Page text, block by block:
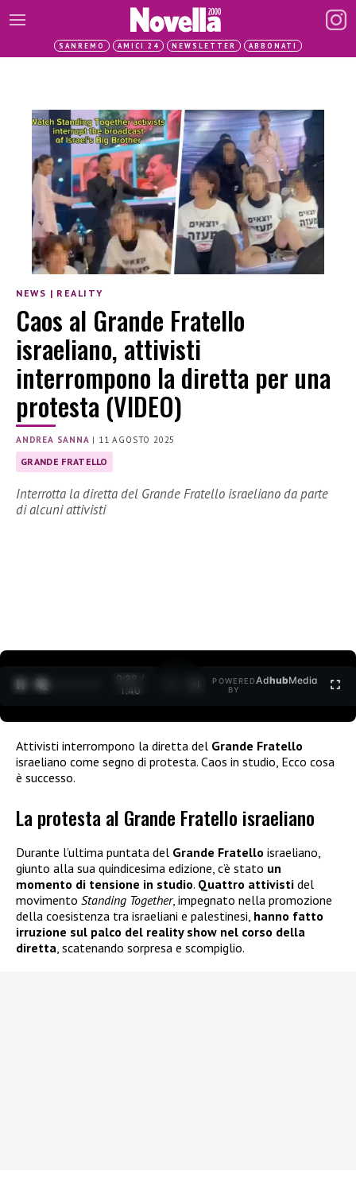
SANREMO AMICI 24 NEWSLETTER ABBONATI
NEWS | REALITY
Caos al Grande Fratello
israeliano, attivisti
interrompono la diretta per una
protesta (VIDEO)
ANDREA SANNA | 11 AGOSTO 2025
GRANDE FRATELLO
Interrotta la diretta del Grande Fratello israeliano da parte
di alcuni attivisti
0:30 /
1:40
POWERED
BY
AdhubMedia
Attivisti interrompono la diretta del Grande Fratello
israeliano come segno di protesta. Caos in studio, Ecco cosa
è successo.
La protesta al Grande Fratello israeliano
Durante l’ultima puntata del Grande Fratello israeliano,
giunto alla sua quindicesima edizione, c’è stato un
momento di tensione in studio. Quattro attivisti del
movimento Standing Together, impegnato nella promozione
della coesistenza tra israeliani e palestinesi, hanno fatto
irruzione sul palco del reality show nel corso della
diretta, scatenando sorpresa e scompiglio.